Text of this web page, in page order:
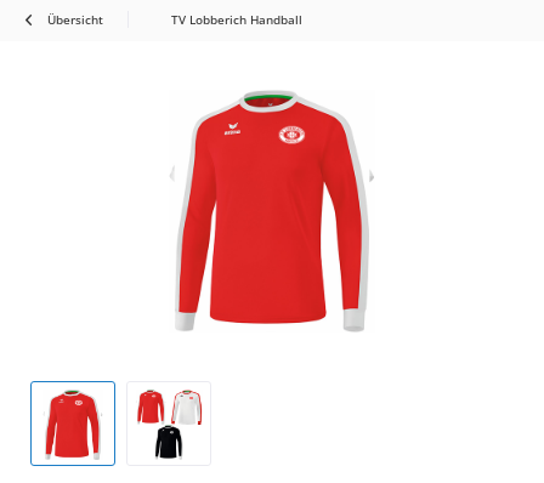
Übersicht TV Lobberich Handball